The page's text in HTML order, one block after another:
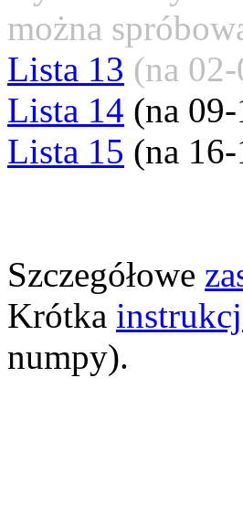
można
Lista 13 (na
Lista 14 (na
Lista 15 (na
Szczegółowe
Krótka
numpy).